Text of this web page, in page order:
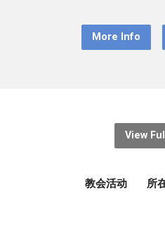
More Info
View
教会活动 所